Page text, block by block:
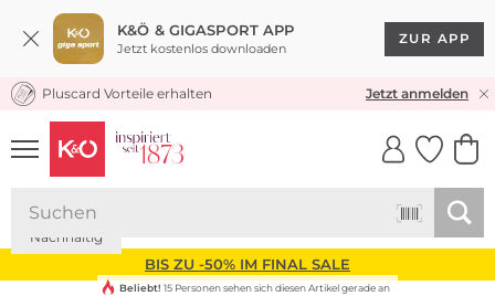
K&Ö & GIGASPORT APP
Jetzt kostenlos downloaden
ZUR APP
KOSTENLOSER VERSAND* & RÜCKVERSAND
Pluscard Vorteile erhalten Jetzt anmelden
UNSERE APP
CLICK &
BIS ZU -50% IM FINAL SALE
Nachhaltig
Beliebt! 15 Personen sehen sich diesen Artikel gerade an